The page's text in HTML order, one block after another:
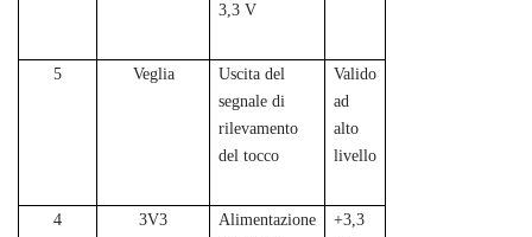
3,3 V
5 Veglia
Uscita del
segnale di
rilevamento
del tocco
Valido
ad
alto
livello
4 3V3
Alimentazione
+3,3